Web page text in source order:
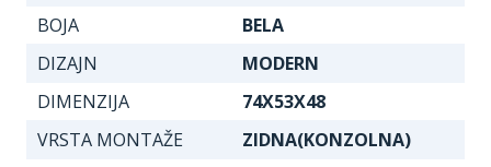
BOJA
BELA
DIZAJN
MODERN
DIMENZIJA
74X53X48
VRSTA MONTAŽE
ZIDNA(KONZOLNA)